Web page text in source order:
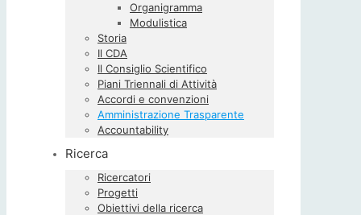
Organigramma
Modulistica
Storia
Il CDA
Il Consiglio Scientifico
Piani Triennali di Attività
Accordi e convenzioni
Amministrazione Trasparente
Accountability
Ricerca
Ricercatori
Progetti
Obiettivi della ricerca